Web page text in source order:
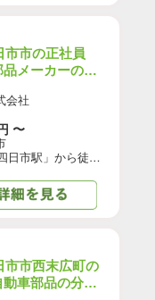
市市の正社員
品メーカーの物
会社
〜
JR関西本線「四日市駅」から徒歩で7分 近鉄名古屋線「近鉄四日市駅」から徒歩で20分 【交通手段】 車、バイク、自転車通勤可 ☆職場の駐車場は無料でご利用いただけます！
市市西末広町の
車部品の分解